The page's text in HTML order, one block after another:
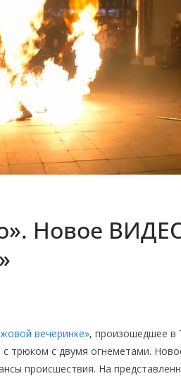
Новое
вечеринке», произошедшее в
трюком с двумя огнеметами.
происшествия. На